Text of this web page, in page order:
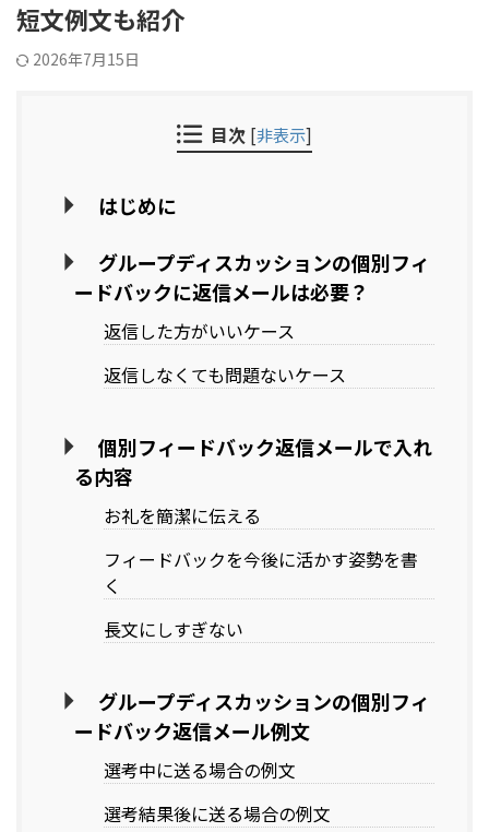
短文例文も紹介
2026年7月15日
目次 [非表示]
はじめに
グループディスカッションの個別フィ
ードバックに返信メールは必要？
返信した方がいいケース
返信しなくても問題ないケース
個別フィードバック返信メールで入れ
る内容
お礼を簡潔に伝える
フィードバックを今後に活かす姿勢を書
く
長文にしすぎない
グループディスカッションの個別フィ
ードバック返信メール例文
選考中に送る場合の例文
選考結果後に送る場合の例文